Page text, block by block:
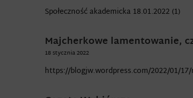
Społeczność akademicka 18.01.2022 (1)
Majcherkowe lamentowanie,
18 stycznia 2022
https://blogjw.wordpress.com/2022/01/